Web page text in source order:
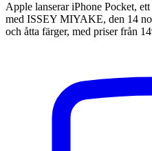
Apple lanserar iPhone Pocket,
med ISSEY MIYAKE, den 14
och åtta färger, med priser från